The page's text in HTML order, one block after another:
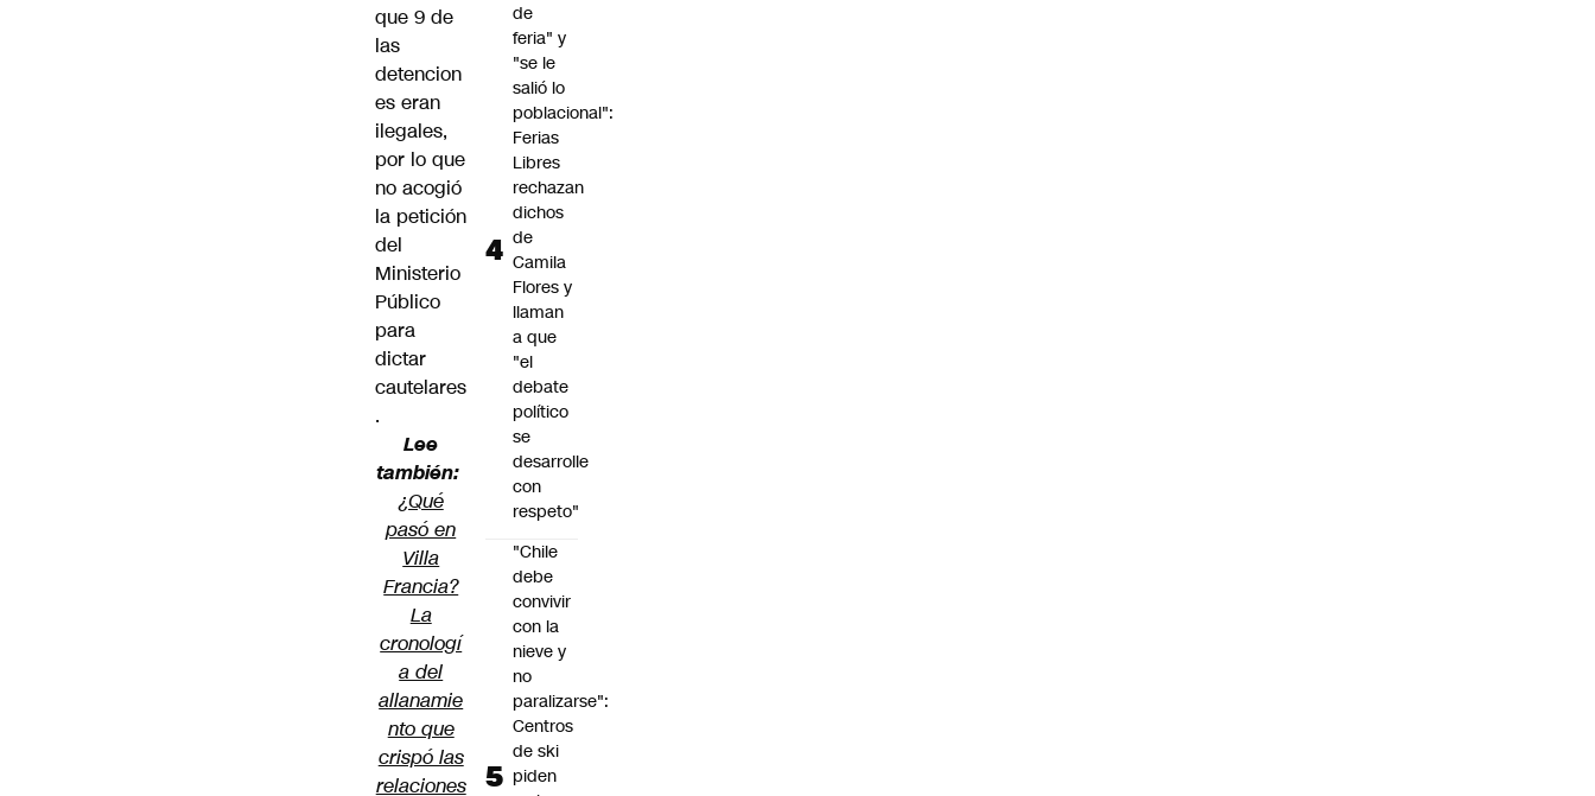
que 9 de
las
detencion
es eran
ilegales,
por lo que
no acogió
la petición
del
Ministerio
Público
para
dictar
cautelares
.
Lee
también:
¿Qué
pasó en
Villa
Francia?
La
cronologí
a del
allanamie
nto que
crispó las
relaciones
de
feria" y
"se le
salió lo
poblacional":
Ferias
Libres
rechazan
dichos
de
Camila
Flores y
llaman
a que
"el
debate
político
se
desarrolle
con
respeto"
"Chile
debe
convivir
con la
nieve y
no
paralizarse":
Centros
de ski
piden